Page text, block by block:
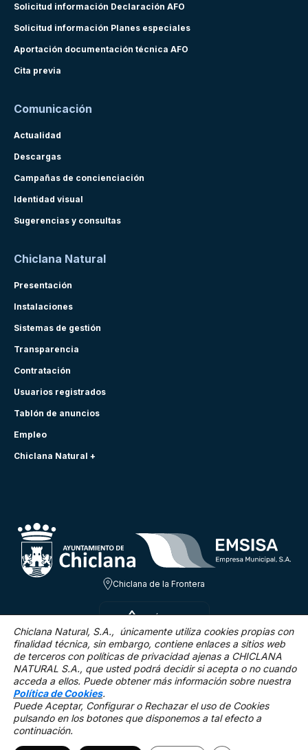
Solicitud información Declaración AFO
Solicitud información Planes especiales
Aportación documentación técnica AFO
Cita previa
Comunicación
Actualidad
Descargas
Campañas de concienciación
Identidad visual
Sugerencias y consultas
Chiclana Natural
Presentación
Instalaciones
Sistemas de gestión
Transparencia
Contratación
Usuarios registrados
Tablón de anuncios
Empleo
Chiclana Natural +
Chiclana de la Frontera
SÁB 8 AGO
29.1ºC
10.4 Km/h 0 %
Mapa Web
Política de cookies
Chiclana Natural, S.A., únicamente utiliza cookies propias con
finalidad técnica, sin embargo, contiene enlaces a sitios web
de terceros con políticas de privacidad ajenas a CHICLANA
NATURAL S.A., que usted podrá decidir si acepta o no cuando
acceda a ellos. Puede obtener más información sobre nuestra
Política de Cookies.
Puede Aceptar, Configurar o Rechazar el uso de Cookies
pulsando en los botones que disponemos a tal efecto a
continuación.